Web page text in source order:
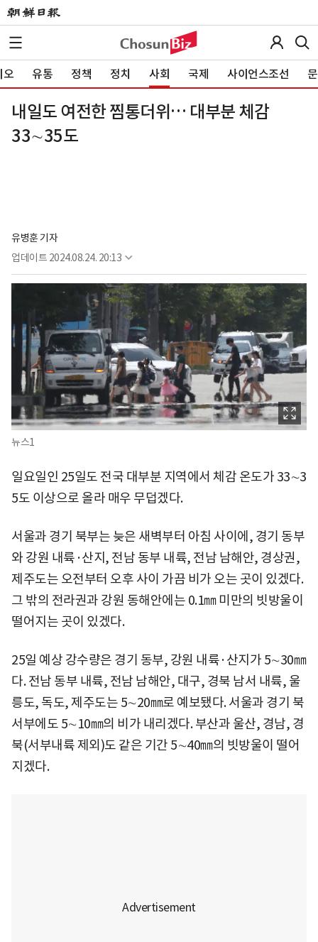
오 유통 정책 정치 사회 국제 사이언스조선
내일도 여전한 찜통더위… 대부분 체감
33∼35도
유병훈 기자
업데이트 2024.08.24. 20:13
뉴스1
일요일인 25일도 전국 대부분 지역에서 체감 온도가 33∼3
5도 이상으로 올라 매우 무덥겠다.
서울과 경기 북부는 늦은 새벽부터 아침 사이에, 경기 동부
와 강원 내륙·산지, 전남 동부 내륙, 전남 남해안, 경상권,
제주도는 오전부터 오후 사이 가끔 비가 오는 곳이 있겠다.
그 밖의 전라권과 강원 동해안에는 0.1㎜ 미만의 빗방울이
떨어지는 곳이 있겠다.
25일 예상 강수량은 경기 동부, 강원 내륙·산지가 5∼30㎜
다. 전남 동부 내륙, 전남 남해안, 대구, 경북 남서 내륙, 울
릉도, 독도, 제주도는 5∼20㎜로 예보됐다. 서울과 경기 북
서부에도 5∼10㎜의 비가 내리겠다. 부산과 울산, 경남, 경
북(서부내륙 제외)도 같은 기간 5∼40㎜의 빗방울이 떨어
지겠다.